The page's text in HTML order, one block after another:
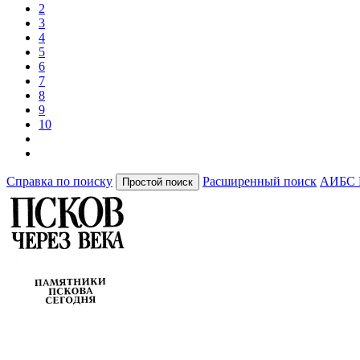
2
3
4
5
6
7
8
9
10
Справка по поиску Расширенный поиск АИБС